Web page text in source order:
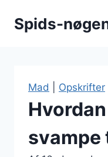
Spids-
Mad Opskrifter
svampe